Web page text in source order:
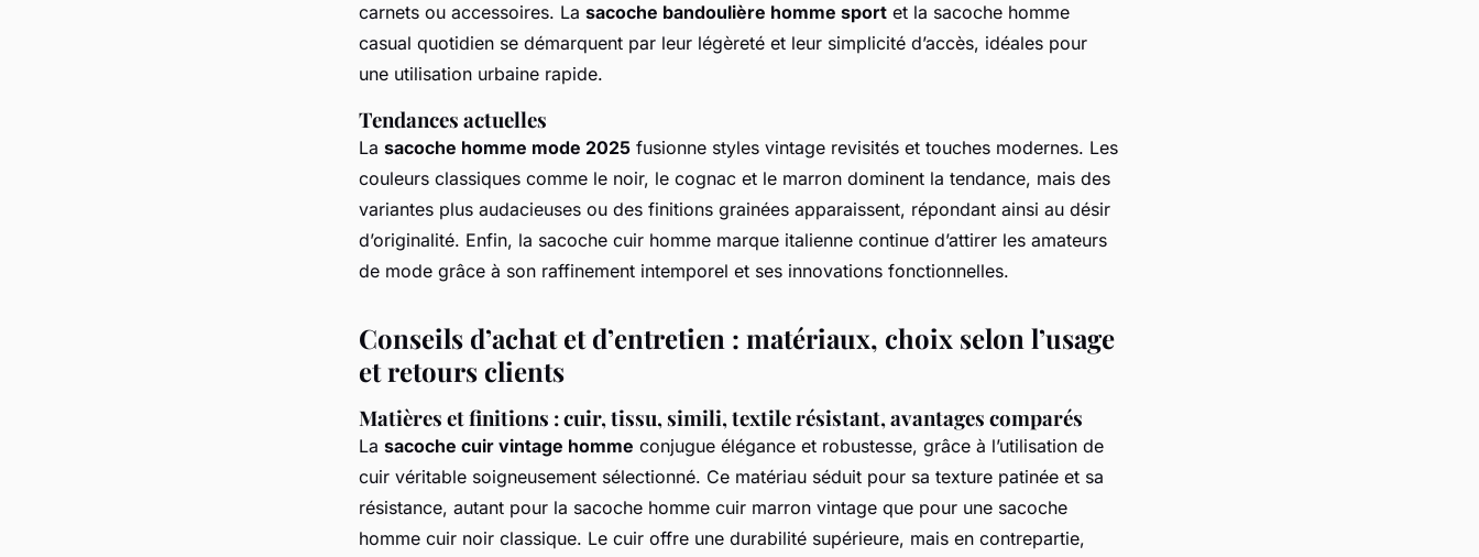
carnets ou accessoires. La sacoche bandoulière homme sport et la sacoche homme
casual quotidien se démarquent par leur légèreté et leur simplicité d’accès, idéales pour
une utilisation urbaine rapide.
Tendances actuelles
La sacoche homme mode 2025 fusionne styles vintage revisités et touches modernes. Les
couleurs classiques comme le noir, le cognac et le marron dominent la tendance, mais des
variantes plus audacieuses ou des finitions grainées apparaissent, répondant ainsi au désir
d’originalité. Enfin, la sacoche cuir homme marque italienne continue d’attirer les amateurs
de mode grâce à son raffinement intemporel et ses innovations fonctionnelles.
Conseils d’achat et d’entretien : matériaux, choix selon l’usage
et retours clients
Matières et finitions : cuir, tissu, simili, textile résistant, avantages comparés
La sacoche cuir vintage homme conjugue élégance et robustesse, grâce à l’utilisation de
cuir véritable soigneusement sélectionné. Ce matériau séduit pour sa texture patinée et sa
résistance, autant pour la sacoche homme cuir marron vintage que pour une sacoche
homme cuir noir classique. Le cuir offre une durabilité supérieure, mais en contrepartie,